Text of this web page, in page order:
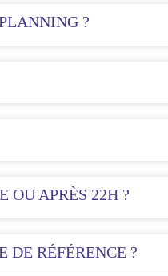
?
OU APRÈS 22H ?
DE RÉFÉRENCE ?